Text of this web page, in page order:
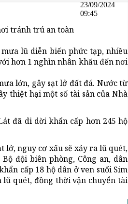
23/09/2024
09:45
tránh trú an toàn
lũ diễn biến phức tạp, nhiều
hơn 1 nghìn nhân khẩu đến nơi
lớn, gây sạt lở đất đá. Nước từ
thiệt hại một số tài sản của Nhà
đã di dời khẩn cấp hơn 245 hộ
lở, nguy cơ xấu sẽ xảy ra lũ quét,
đội biên phòng, Công an, dân
cấp 18 hộ dân ở ven suối Sim
lũ quét, đồng thời vận chuyển tài